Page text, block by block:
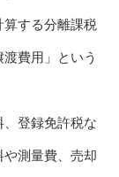
算する分離課税
費用」という
登録免許税な
測量費、売却